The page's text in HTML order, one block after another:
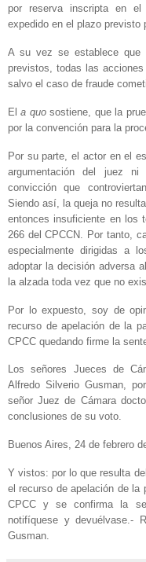
por reserva inscripta en
expedido en el plazo previsto
A su vez se establece que
previstos, todas las
salvo el caso de fraude
Ela quosostiene, que la
por la convención para la
Por su parte, el actor en el
argumentación del juez
convicción que
Siendo así, la queja no
entonces insuficiente en los
266 del CPCCN. Por tanto,
especialmente dirigidas a
adoptar la decisión adversa
la alzada toda vez que no
Por lo expuesto, soy de
recurso de apelación de la
CPCC quedando firme la
Los señores Jueces de
Alfredo Silverio Gusman,
señor Juez de Cámara
conclusiones de su voto.
Buenos Aires, 24 de febrero
Y vistos: por lo que resulta
el recurso de apelación de la
CPCC y se confirma la
notifíquese y devuélvase.-
Gusman.